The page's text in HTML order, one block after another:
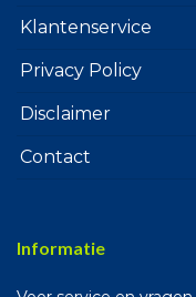
Klantenservice
Privacy Policy
Disclaimer
Contact
Informatie